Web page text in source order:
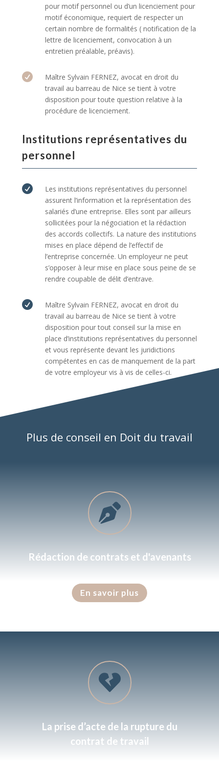
pour motif personnel ou d’un licenciement pour
motif économique, requiert de respecter un
certain nombre de formalités ( notification de la
lettre de licenciement, convocation à un
entretien préalable, préavis).

Maître Sylvain FERNEZ, avocat en droit du
travail au barreau de Nice se tient à votre
disposition pour toute question relative à la
procédure de licenciement.
Institutions représentatives du
personnel

Les institutions représentatives du personnel
assurent l’information et la représentation des
salariés d’une entreprise. Elles sont par ailleurs
sollicitées pour la négociation et la rédaction
des accords collectifs. La nature des institutions
mises en place dépend de l’effectif de
l’entreprise concernée. Un employeur ne peut
s’opposer à leur mise en place sous peine de se
rendre coupable de délit d’entrave.

Maître Sylvain FERNEZ, avocat en droit du
travail au barreau de Nice se tient à votre
disposition pour tout conseil sur la mise en
place d’institutions représentatives du personnel
et vous représente devant les juridictions
compétentes en cas de manquement de la part
de votre employeur vis à vis de celles-ci.
Plus de conseil en Doit du travail

Rédaction de contrats et d'avenants
En savoir plus

La prise d’acte de la rupture du
contrat de travail